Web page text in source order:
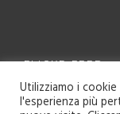
FLICKR FEED
Utilizziamo i
l'esperienza più